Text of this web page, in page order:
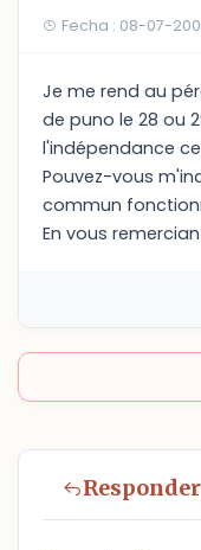
Fecha : 08-07-
Je me rend au
de puno le 28 ou
l'indépendance
Pouvez-vous
commun
En vous